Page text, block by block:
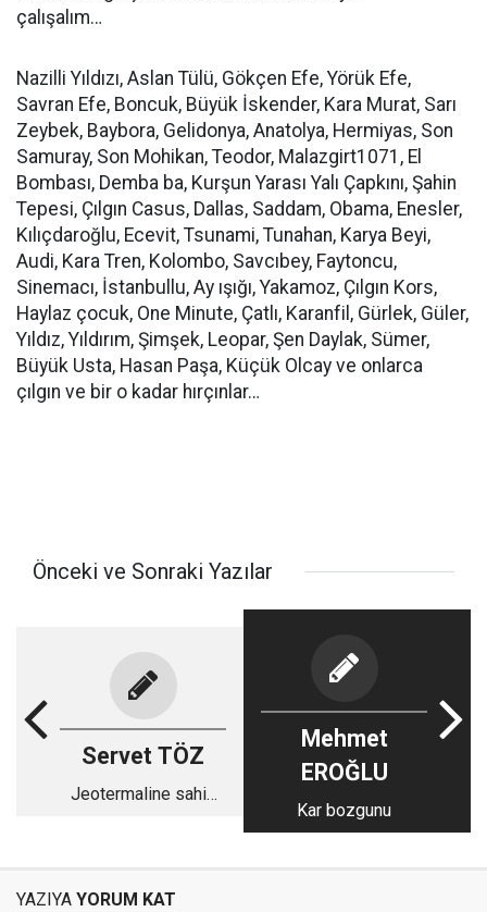
çalışalım…
Nazilli Yıldızı, Aslan Tülü, Gökçen Efe, Yörük Efe,
Savran Efe, Boncuk, Büyük İskender, Kara Murat, Sarı
Zeybek, Baybora, Gelidonya, Anatolya, Hermiyas, Son
Samuray, Son Mohikan, Teodor, Malazgirt1071, El
Bombası, Demba ba, Kurşun Yarası Yalı Çapkını, Şahin
Tepesi, Çılgın Casus, Dallas, Saddam, Obama, Enesler,
Kılıçdaroğlu, Ecevit, Tsunami, Tunahan, Karya Beyi,
Audi, Kara Tren, Kolombo, Savcıbey, Faytoncu,
Sinemacı, İstanbullu, Ay ışığı, Yakamoz, Çılgın Kors,
Haylaz çocuk, One Minute, Çatlı, Karanfil, Gürlek, Güler,
Yıldız, Yıldırım, Şimşek, Leopar, Şen Daylak, Sümer,
Büyük Usta, Hasan Paşa, Küçük Olcay ve onlarca
çılgın ve bir o kadar hırçınlar…
Önceki ve Sonraki Yazılar
Servet TÖZ
Jeotermaline sahip
Mehmet
EROĞLU
Kar bozgunu
YAZIYA YORUM KAT